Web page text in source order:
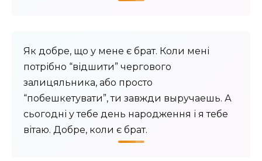
Як добре, що у мене є брат. Коли мені
потрібно “відшити” чергового
залицяльника, або просто
“побешкетувати”, ти завжди выручаешь. А
сьогодні у тебе день народження і я тебе
вітаю. Добре, коли є брат.